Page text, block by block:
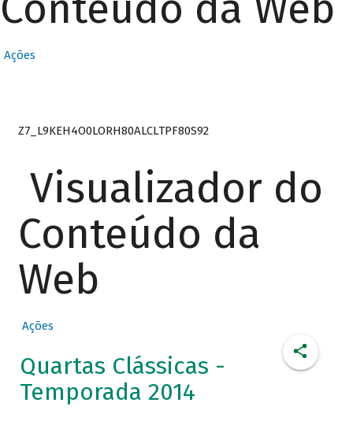
Ações
Z7_L9KEH4O0LORH80ALCLTPF80S92
Visualizador do
Conteúdo da
Web
Ações
Quartas Clássicas -
Temporada 2014